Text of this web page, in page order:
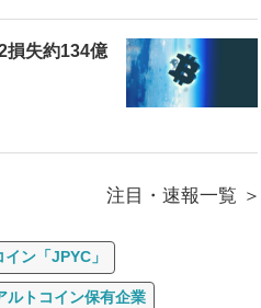
損失約134億
注目・速報一覧
ン「JPYC」
ルトコイン保有企業